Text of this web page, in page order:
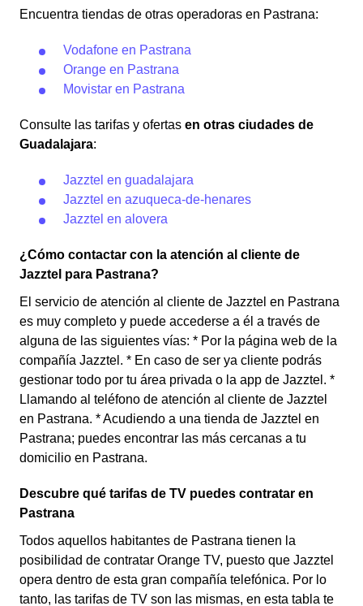
Encuentra tiendas de otras operadoras en Pastrana:
Vodafone en Pastrana
Orange en Pastrana
Movistar en Pastrana
Consulte las tarifas y ofertas en otras ciudades de
Guadalajara:
Jazztel en guadalajara
Jazztel en azuqueca-de-henares
Jazztel en alovera
¿Cómo contactar con la atención al cliente de
Jazztel para Pastrana?
El servicio de atención al cliente de Jazztel en Pastrana
es muy completo y puede accederse a él a través de
alguna de las siguientes vías: * Por la página web de la
compañía Jazztel. * En caso de ser ya cliente podrás
gestionar todo por tu área privada o la app de Jazztel. *
Llamando al teléfono de atención al cliente de Jazztel
en Pastrana. * Acudiendo a una tienda de Jazztel en
Pastrana; puedes encontrar las más cercanas a tu
domicilio en Pastrana.
Descubre qué tarifas de TV puedes contratar en
Pastrana
Todos aquellos habitantes de Pastrana tienen la
posibilidad de contratar Orange TV, puesto que Jazztel
opera dentro de esta gran compañía telefónica. Por lo
tanto, las tarifas de TV son las mismas, en esta tabla te